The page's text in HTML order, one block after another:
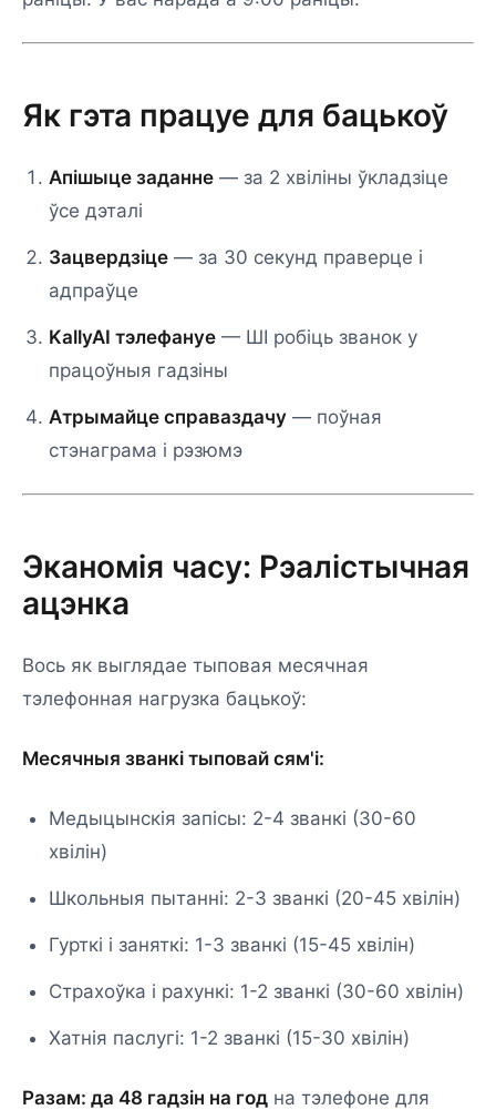
Як гэта працуе для бацькоў
Апішыце заданне — за 2 хвіліны ўкладзіце
ўсе дэталі
Зацвердзіце — за 30 секунд праверце і
адпраўце
KallyAI тэлефануе — ШІ робіць званок у
працоўныя гадзіны
Атрымайце справаздачу — поўная
стэнаграма і рэзюмэ
Эканомія часу: Рэалістычная
ацэнка
Вось як выглядае тыповая месячная
тэлефонная нагрузка бацькоў:
Месячныя званкі тыповай сям'і:
Медыцынскія запісы: 2-4 званкі (30-60
хвілін)
Школьныя пытанні: 2-3 званкі (20-45 хвілін)
Гурткі і заняткі: 1-3 званкі (15-45 хвілін)
Страхоўка і рахункі: 1-2 званкі (30-60 хвілін)
Хатнія паслугі: 1-2 званкі (15-30 хвілін)
Разам: да 48 гадзін на год на тэлефоне для